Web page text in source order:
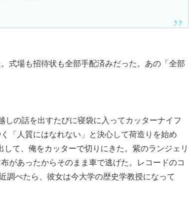
式場も招待状も全部手配済みだった。あの「全部
の話を出すたびに寝袋に入ってカッターナイフ
「人質にはなれない」と決心して荷造りを始め
て、俺をカッターで切りにきた。紫のランジェリ
があったからそのまま車で逃げた。レコードのコ
調べたら、彼女は今大学の歴史学教授になって